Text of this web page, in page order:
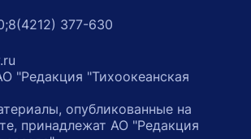
8(4212) 377-630
"Редакция "Тихоокеанская
опубликованные на
принадлежат АО "Редакция